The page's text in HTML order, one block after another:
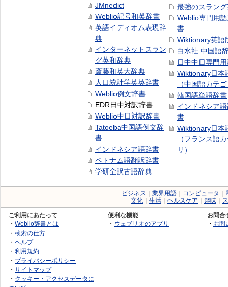
JMnedict
Weblio記号和英辞書
英語イディオム表現辞
典
インターネットスラン
グ英和辞典
斎藤和英大辞典
人口統計学英英辞書
Weblio例文辞書
EDR日中対訳辞書
Weblio中日対訳辞書
Tatoeba中国語例文辞
書
インドネシア語辞書
ベトナム語翻訳辞書
学研全訳古語辞典
最強のスラン
Weblio専門用
書
Wiktionary英語
白水社 中国語
日中中日専門
Wiktionary日本
（中国語カテ
韓国語単語辞書
インドネシア
書
Wiktionary日本
（フランス語
リ）
ビジネス 業界用語 コンピュータ
文化
生活 ヘルスケア 趣味
ご利用にあたって
・ Weblio辞書とは
・ 検索の仕方
・ ヘルプ
・ 利用規約
・ プライバシーポリシー
・ サイトマップ
・ クッキー・アクセスデータに
便利な機能
・ ウェブリオのアプリ
お問合
・ お問